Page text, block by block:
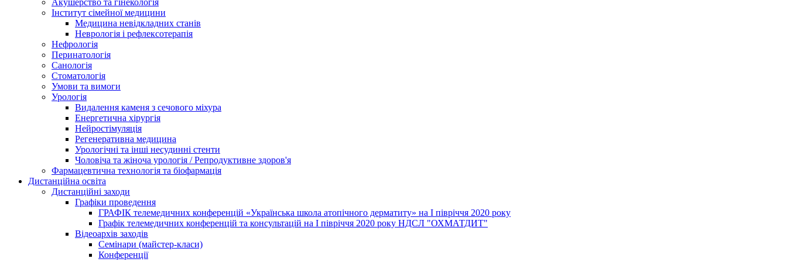
Акушерство та гінекологія
Інститут сімейної медицини
Медицина невідкладних станів
Неврологія і рефлексотерапія
Нефрологія
Перинатологія
Санологія
Стоматологія
Умови та вимоги
Урологія
Видалення каменя з сечового міхура
Енергетична хірургія
Нейростімуляція
Регенеративна медицина
Урологічні та інші несудинні стенти
Чоловіча та жіноча урологія / Репродуктивне здоров'я
Фармацевтична технологія та біофармація
Дистанційна освіта
Дистанційні заходи
Графіки проведення
ГРАФІК телемедичних конференцій «Українська школа атопічного дерматиту» на І півріччя 2020 року
Графік телемедичних конференцій та консультацій на І півріччя 2020 року НДСЛ "ОХМАТДИТ"
Відеоархів заходів
Семінари (майстер-класи)
Конференції